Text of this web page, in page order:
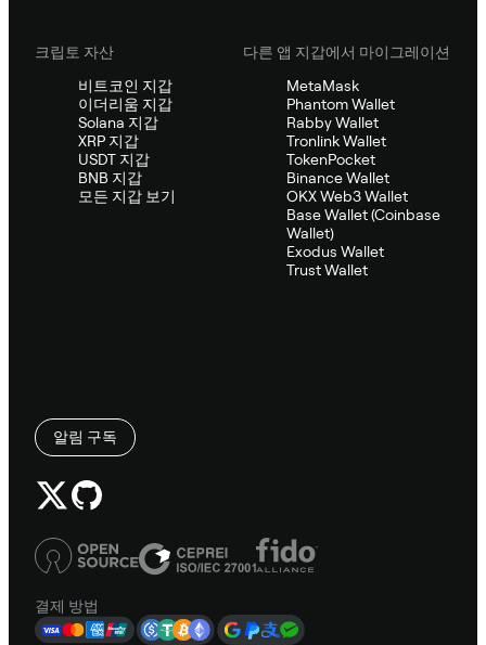
크립토 자산
비트코인 지갑
이더리움 지갑
Solana 지갑
XRP 지갑
USDT 지갑
BNB 지갑
모든 지갑 보기
다른 앱 지갑에서 마이그레이션
MetaMask
Phantom Wallet
Rabby Wallet
Tronlink Wallet
TokenPocket
Binance Wallet
OKX Web3 Wallet
Base Wallet (Coinbase
Wallet)
Exodus Wallet
Trust Wallet
알림 구독
결제 방법